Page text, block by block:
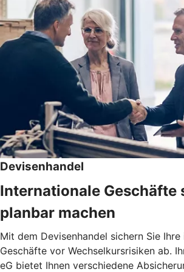
Devisenhandel
Internationale Geschäfte
planbar machen
Mit dem Devisenhandel sichern Sie
Geschäfte vor Wechselkursrisiken ab.
eG bietet Ihnen verschiedene